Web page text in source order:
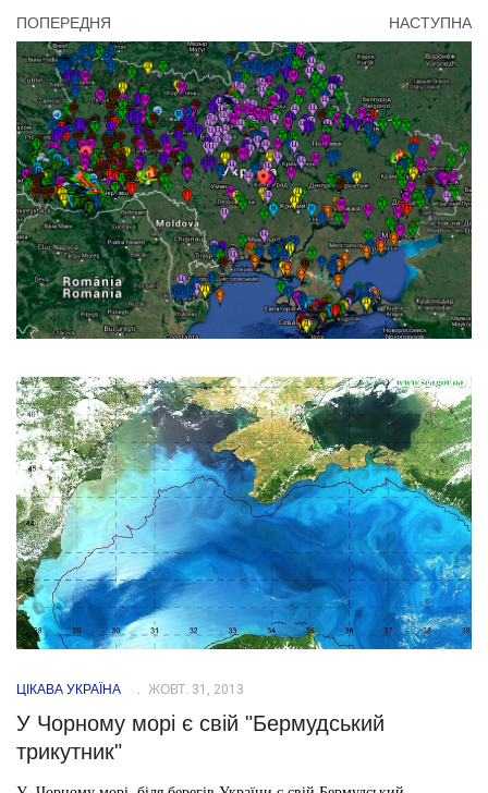
ПОПЕРЕДНЯ НАСТУПНА
ЦІКАВА УКРАЇНА ЖОВТ. 31, 2013
У Чорному морі є свій "Бермудський
трикутник"